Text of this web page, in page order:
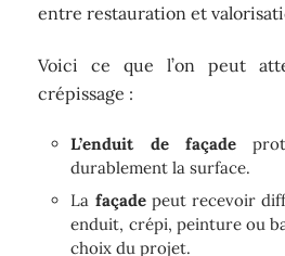
entre restauration et
Voici ce que l’on peut
crépissage :
L’enduit de façade
durablement la surface.
La façadepeut recevoir
enduit, crépi, peinture ou
choix du projet.